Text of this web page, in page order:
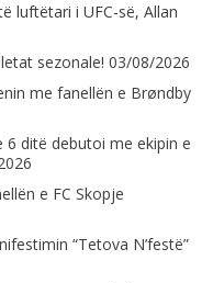
luftëtari i UFC-së, Allan
sezonale! 03/08/2026
me fanellën e Brøndby
ditë debutoi me ekipin e
e FC Skopje
“Tetova N’festë”